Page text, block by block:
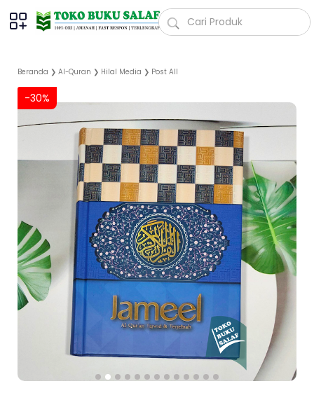
Beranda ❯ Al-Quran ❯ Hilal Media ❯ Post All
-30%